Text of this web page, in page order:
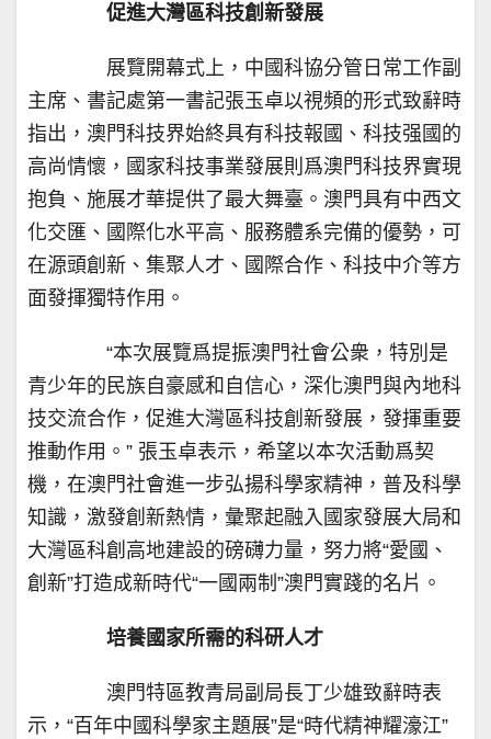
促進大灣區科技創新發展
展覽開幕式上，中國科協分管日常工作副
主席、書記處第一書記張玉卓以視頻的形式致辭時
指出，澳門科技界始終具有科技報國、科技强國的
高尚情懷，國家科技事業發展則爲澳門科技界實現
抱負、施展才華提供了最大舞臺。澳門具有中西文
化交匯、國際化水平高、服務體系完備的優勢，可
在源頭創新、集聚人才、國際合作、科技中介等方
面發揮獨特作用。
“本次展覽爲提振澳門社會公衆，特別是
青少年的民族自豪感和自信心，深化澳門與內地科
技交流合作，促進大灣區科技創新發展，發揮重要
推動作用。” 張玉卓表示，希望以本次活動爲契
機，在澳門社會進一步弘揚科學家精神，普及科學
知識，激發創新熱情，彙聚起融入國家發展大局和
大灣區科創高地建設的磅礴力量，努力將“愛國、
創新”打造成新時代“一國兩制”澳門實踐的名片。
培養國家所需的科研人才
澳門特區教青局副局長丁少雄致辭時表
示，“百年中國科學家主題展”是“時代精神耀濠江”